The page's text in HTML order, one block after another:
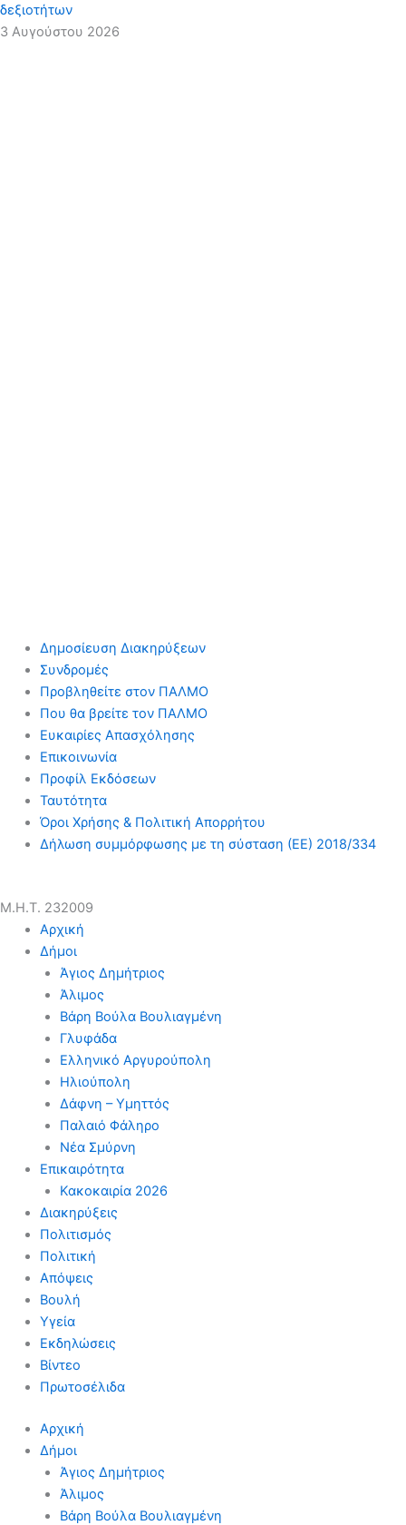
δεξιοτήτων
3 Αυγούστου 2026
Δημοσίευση Διακηρύξεων
Συνδρομές
Προβληθείτε στον ΠΑΛΜΟ
Που θα βρείτε τον ΠΑΛΜΟ
Ευκαιρίες Απασχόλησης
Επικοινωνία
Προφίλ Εκδόσεων
Ταυτότητα
Όροι Χρήσης & Πολιτική Απορρήτου
Δήλωση συμμόρφωσης με τη σύσταση (ΕΕ) 2018/334
Μ.Η.Τ. 232009
Αρχική
Δήμοι
Άγιος Δημήτριος
Άλιμος
Βάρη Βούλα Βουλιαγμένη
Γλυφάδα
Ελληνικό Αργυρούπολη
Ηλιούπολη
Δάφνη – Υμηττός
Παλαιό Φάληρο
Νέα Σμύρνη
Επικαιρότητα
Κακοκαιρία 2026
Διακηρύξεις
Πολιτισμός
Πολιτική
Απόψεις
Βουλή
Υγεία
Εκδηλώσεις
Βίντεο
Πρωτοσέλιδα
Αρχική
Δήμοι
Άγιος Δημήτριος
Άλιμος
Βάρη Βούλα Βουλιαγμένη